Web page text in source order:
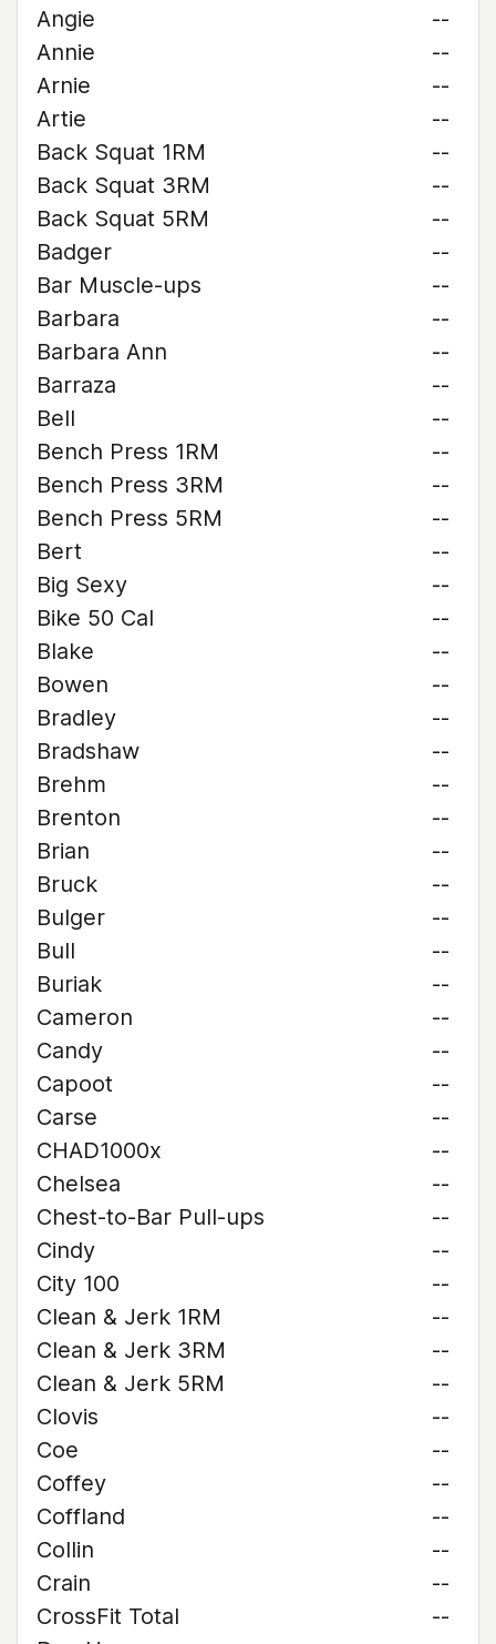
Angie
--
Annie
--
Arnie
--
Artie
--
Back Squat 1RM
--
Back Squat 3RM
--
Back Squat 5RM
--
Badger
--
Bar Muscle-ups
--
Barbara
--
Barbara Ann
--
Barraza
--
Bell
--
Bench Press 1RM
--
Bench Press 3RM
--
Bench Press 5RM
--
Bert
--
Big Sexy
--
Bike 50 Cal
--
Blake
--
Bowen
--
Bradley
--
Bradshaw
--
Brehm
--
Brenton
--
Brian
--
Bruck
--
Bulger
--
Bull
--
Buriak
--
Cameron
--
Candy
--
Capoot
--
Carse
--
CHAD1000x
--
Chelsea
--
Chest-to-Bar Pull-ups
--
Cindy
--
City 100
--
Clean & Jerk 1RM
--
Clean & Jerk 3RM
--
Clean & Jerk 5RM
--
Clovis
--
Coe
--
Coffey
--
Coffland
--
Collin
--
Crain
--
CrossFit Total
--